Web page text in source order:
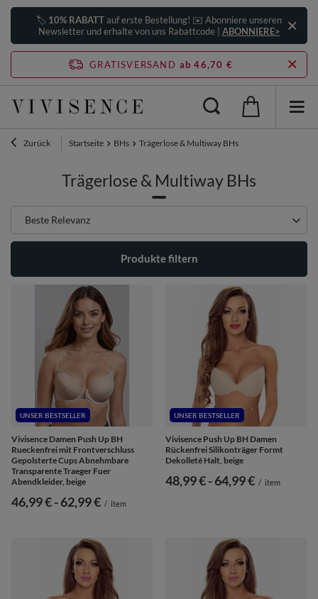
🏷️ 10% RABATTauf erste Bestellung! ✉️ Abonniere unseren
Newsletter und erhalte von uns Rabattcode | ABONNIERE>
GRATISVERSAND ab 46,70 €
Zurück Startseite BHs Trägerlose & Multiway BHs
Trägerlose & Multiway BHs
Sortierung ändern
Beste Relevanz
Produkte filtern
UNSER BESTSELLER
Vivisence Damen Push Up BH
Rueckenfrei mit Frontverschluss
Gepolsterte Cups Abnehmbare
Transparente Traeger Fuer
Abendkleider, beige
ab
46,99 €-bis
62,99 € / item
UNSER BESTSELLER
Vivisence Push Up BH Damen
Rückenfrei Silikonträger Formt
Dekolleté Halt, beige
ab
48,99 €-bis
64,99 € / item